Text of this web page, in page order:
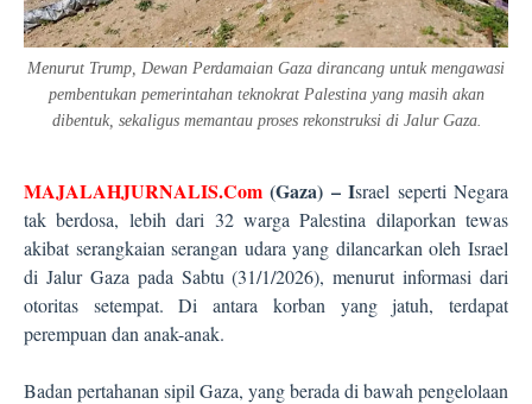
Menurut Trump, Dewan Perdamaian Gaza dirancang untuk mengawasi
pembentukan pemerintahan teknokrat Palestina yang masih akan
dibentuk, sekaligus memantau proses rekonstruksi di Jalur Gaza.
MAJALAHJURNALIS.Com(Gaza) – Israel seperti Negara
tak berdosa, lebih dari 32 warga Palestina dilaporkan tewas
akibat serangkaian serangan udara yang dilancarkan oleh Israel
di Jalur Gaza pada Sabtu (31/1/2026), menurut informasi dari
otoritas setempat. Di antara korban yang jatuh, terdapat
perempuan dan anak-anak.
Badan pertahanan sipil Gaza, yang berada di bawah pengelolaan